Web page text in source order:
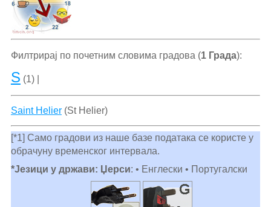
Филтрирај по почетним словима градова (1 Града):
S (1) |
Saint Helier(St Helier)
[*1] Само градови из наше базе података се користе у
обрачуну временског интервала.
*Језици у држави: Џерси: • Енглески • Португалски